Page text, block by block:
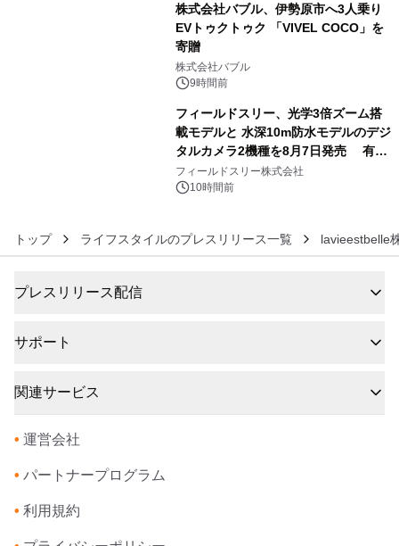
株式会社バブル、伊勢原市へ3人乗り
EVトゥクトゥク 「VIVEL COCO」を
寄贈
株式会社バブル
9時間前
フィールドスリー、光学3倍ズーム搭
載モデルと 水深10m防水モデルのデジ
タルカメラ2機種を8月7日発売 有効
約1300万画素、用途別に選べるコンデ
ジ新登場
フィールドスリー株式会社
10時間前
トップ ライフスタイルのプレスリリース一覧 lavieestbelle
プレスリリース配信
サポート
関連サービス
• 運営会社
• パートナープログラム
• 利用規約